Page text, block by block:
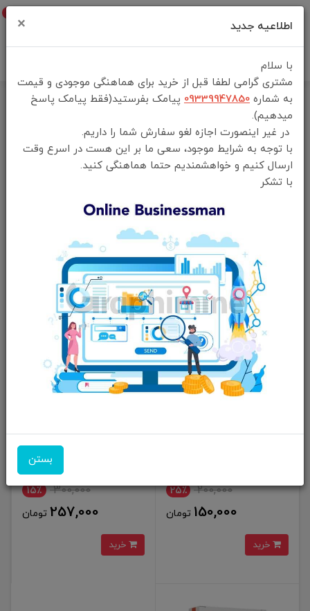
فقط محصولات موجود
محبوب‌ترین گران‌ترین ارزان‌ترین
200,000 25٪
150,000 تومان
300,000 15٪
257,000 تومان
اطلاعیه جدید ×
با سلام
مشتری گرامی لطفا قبل از خرید برای هماهنگی موجودی و قیمت
به شماره 09339947850 پیامک بفرستید(فقط پیامک پاسخ
میدهیم).
در غیر اینصورت اجازه لغو سفارش شما را داریم.
با توجه به شرایط موجود، سعی ما بر این هست در اسرع وقت
ارسال کنیم و خواهشمندیم حتما هماهنگی کنید.
با تشکر
بستن